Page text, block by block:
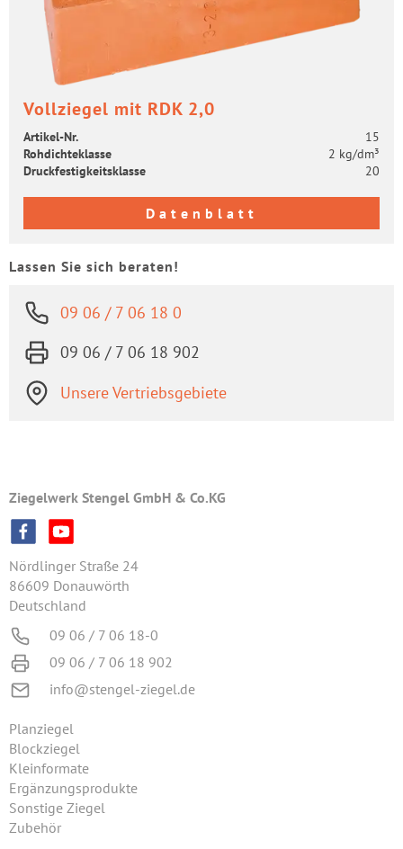
Voll­zie­gel mit RDK 2,0
Artikel-​Nr.
15
Roh­dich­te­klas­se
2 kg/dm³
Druck­fes­tig­keits­klas­se
20
Datenblatt
Lassen Sie sich beraten!
09 06 / 7 06 18 0
09 06 / 7 06 18 902
Unsere Vertriebsgebiete
Ziegelwerk Stengel GmbH & Co.KG
Nördlinger Straße 24
86609 Donauwörth
Deutschland
09 06 / 7 06 18-0
09 06 / 7 06 18 902
info@stengel-ziegel.de
Planziegel
Blockziegel
Kleinformate
Ergänzungsprodukte
Sonstige Ziegel
Zubehör